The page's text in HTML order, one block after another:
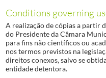
Conditions governing
A realização de cópias a partir
do Presidente da Câmara
para fins não científicos ou
nos termos previstos na
direitos conexos, salvo se
entidade detentora.